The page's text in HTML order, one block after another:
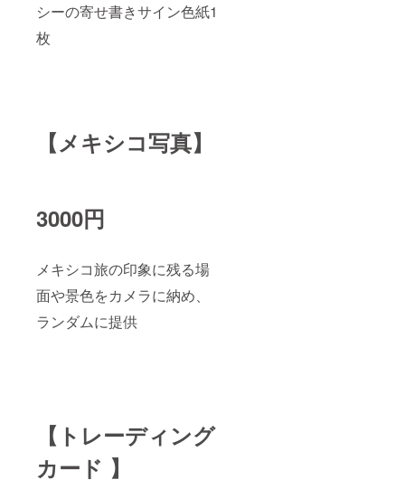
シーの寄せ書きサイン色紙1
枚
【メキシコ写真】
3000円
メキシコ旅の印象に残る場
面や景色をカメラに納め、
ランダムに提供
【トレーディング
カード 】